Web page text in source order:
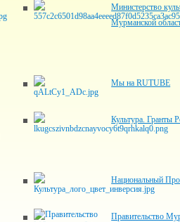
Министерство
Мурманской
Мы на RUTUBE
Культура. Гранты
Национальный
Правительство